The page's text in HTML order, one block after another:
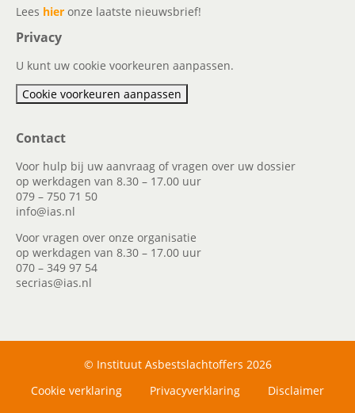
Lees hier onze laatste nieuwsbrief!
Privacy
U kunt uw cookie voorkeuren aanpassen.
Cookie voorkeuren aanpassen
Contact
Voor hulp bij uw aanvraag of vragen over uw dossier
op werkdagen van 8.30 – 17.00 uur
079 – 750 71 50
info@ias.nl
Voor vragen over onze organisatie
op werkdagen van 8.30 – 17.00 uur
070 – 349 97 54
secrias@ias.nl
© Instituut Asbestslachtoffers 2026
Cookie verklaring
Privacyverklaring Disclaimer